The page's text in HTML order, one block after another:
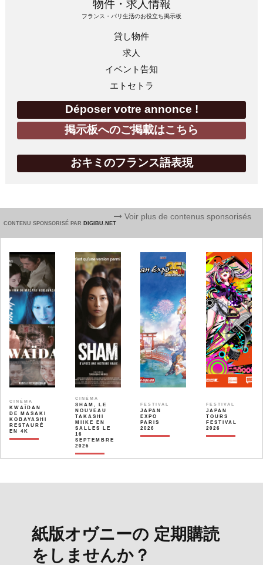
物件・求人情報
フランス・パリ生活のお役立ち掲示板
貸し物件
求人
イベント告知
エトセトラ
Déposer votre annonce !
掲示板へのご掲載はこちら
おキミのフランス語表現
CONTENU SPONSORISÉ PAR DIGIBU.NET
Voir plus de contenus sponsorisés
CINÉMA
KWAÏDAN
DE MASAKI
KOBAYASHI
RESTAURÉ
EN 4K
CINÉMA
SHAM, LE
NOUVEAU
TAKASHI
MIIKE EN
SALLES LE
16
SEPTEMBRE
2026
FESTIVAL
JAPAN
EXPO
PARIS
2026
FESTIVAL
JAPAN
TOURS
FESTIVAL
2026
紙版オヴニーの 定期購読
をしませんか？